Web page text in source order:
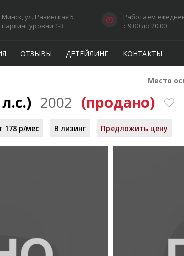
Минск, ул. Разинская 5,
паркинг уровни 1-3
Работаем
c 9:00 до 20:00
ОТЗЫВЫ ДЕТЕЙЛИНГ КОНТАКТЫ
Место
2002 (продано)
178 р/мес В лизинг Предложить цену